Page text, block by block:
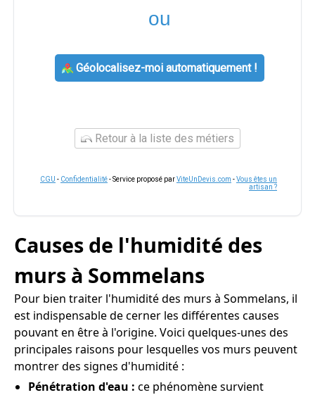
ou
Géolocalisez-moi automatiquement !
Retour à la liste des métiers
CGU - Confidentialité- Service proposé parViteUnDevis.com -Vous êtes un
artisan ?
Causes de l'humidité des
murs à Sommelans
Pour bien traiter l'humidité des murs à Sommelans, il
est indispensable de cerner les différentes causes
pouvant en être à l'origine. Voici quelques-unes des
principales raisons pour lesquelles vos murs peuvent
montrer des signes d'humidité :
Pénétration d'eau : ce phénomène survient